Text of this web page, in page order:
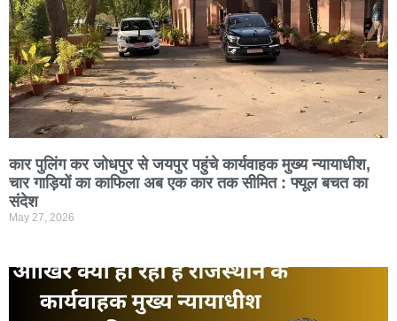
कार पुलिंग कर जोधपुर से जयपुर पहुंचे कार्यवाहक मुख्य न्यायाधीश,
चार गाड़ियों का काफिला अब एक कार तक सीमित : फ्यूल बचत का
संदेश
May 27, 2026